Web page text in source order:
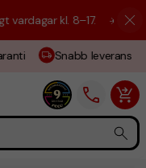
kl. 8–17. ☀️ Vi är
Snabb leverans